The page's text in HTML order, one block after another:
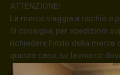
ATTENZIONE!
La merce viaggia a rischio e
Si consiglia, per spedizioni
richiedere l’invio della merce
questo caso, se la merce
danneggiata dal corriere,